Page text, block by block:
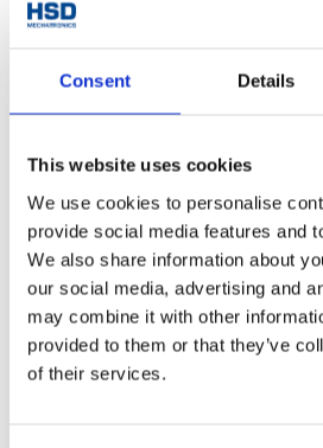
Consent Details
This website uses cookies
We use cookies to personalise
provide social media features and
We also share information about
our social media, advertising and
may combine it with other
provided to them or that they’ve
of their services.
Coppia S1/S6 (40%)
[Nm]
Potenza S1/S6 (40%)
[kW]
[V]
Interfaccia utensile
Raffreddamento
Shaft driven fun
su
Housing per
raffreddamento